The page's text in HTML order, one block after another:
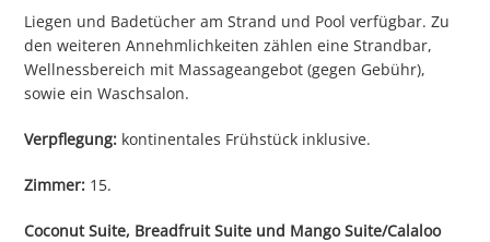
Liegen und Badetücher am Strand und Pool verfügbar. Zu
den weiteren Annehmlichkeiten zählen eine Strandbar,
Wellnessbereich mit Massageangebot (gegen Gebühr),
sowie ein Waschsalon.
Verpflegung: kontinentales Frühstück inklusive.
Zimmer: 15.
Coconut Suite, Breadfruit Suite und Mango Suite/Calaloo